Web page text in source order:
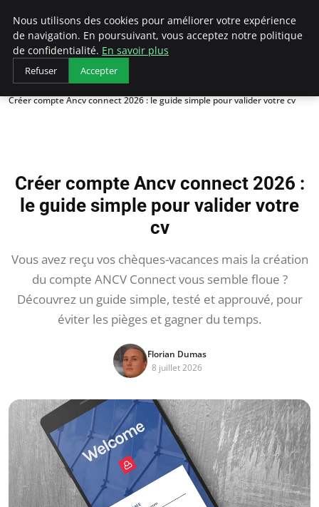
AIESEC France
Accueil
Créer compte Ancv connect 2026 : le guide simple pour valider votre cv
Créer compte Ancv connect 2026 :
le guide simple pour valider votre
cv
Vous avez reçu vos chèques-vacances mais la création
du compte ANCV Connect vous semble floue ?
Découvrez un guide simple, testé et approuvé, pour
éviter les pièges et gagner du temps.
Florian Dumas
8 juillet 2026
Nous utilisons des cookies pour améliorer votre expérience
de navigation. En poursuivant, vous acceptez notre politique
de confidentialité. En savoir plus
Refuser Accepter